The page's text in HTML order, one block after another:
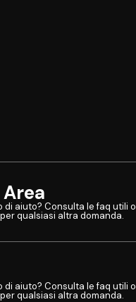
di aiuto? Consulta le faq utili o
qualsiasi altra domanda.
di aiuto? Consulta le faq utili o
qualsiasi altra domanda.